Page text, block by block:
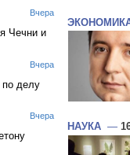
Вчера
Чечни и
Вчера
делу
Вчера
НАУКА —